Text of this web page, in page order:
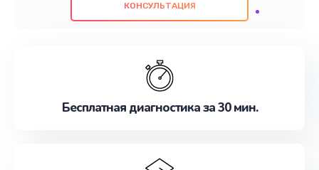
проведенных работ. Наша цель - предоставить
наилучшим образом. Не медлите записаться на
КОНСУЛЬТАЦИЯ
Бесплатная диагностика за 30 мин.